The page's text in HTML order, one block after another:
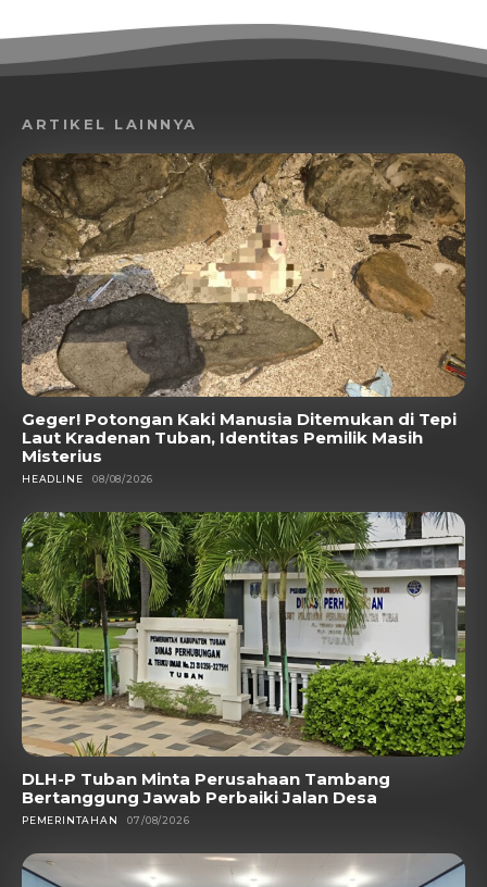
ARTIKEL LAINNYA
Geger! Potongan Kaki Manusia Ditemukan di Tepi
Laut Kradenan Tuban, Identitas Pemilik Masih
Misterius
HEADLINE 08/08/2026
DLH-P Tuban Minta Perusahaan Tambang
Bertanggung Jawab Perbaiki Jalan Desa
PEMERINTAHAN 07/08/2026